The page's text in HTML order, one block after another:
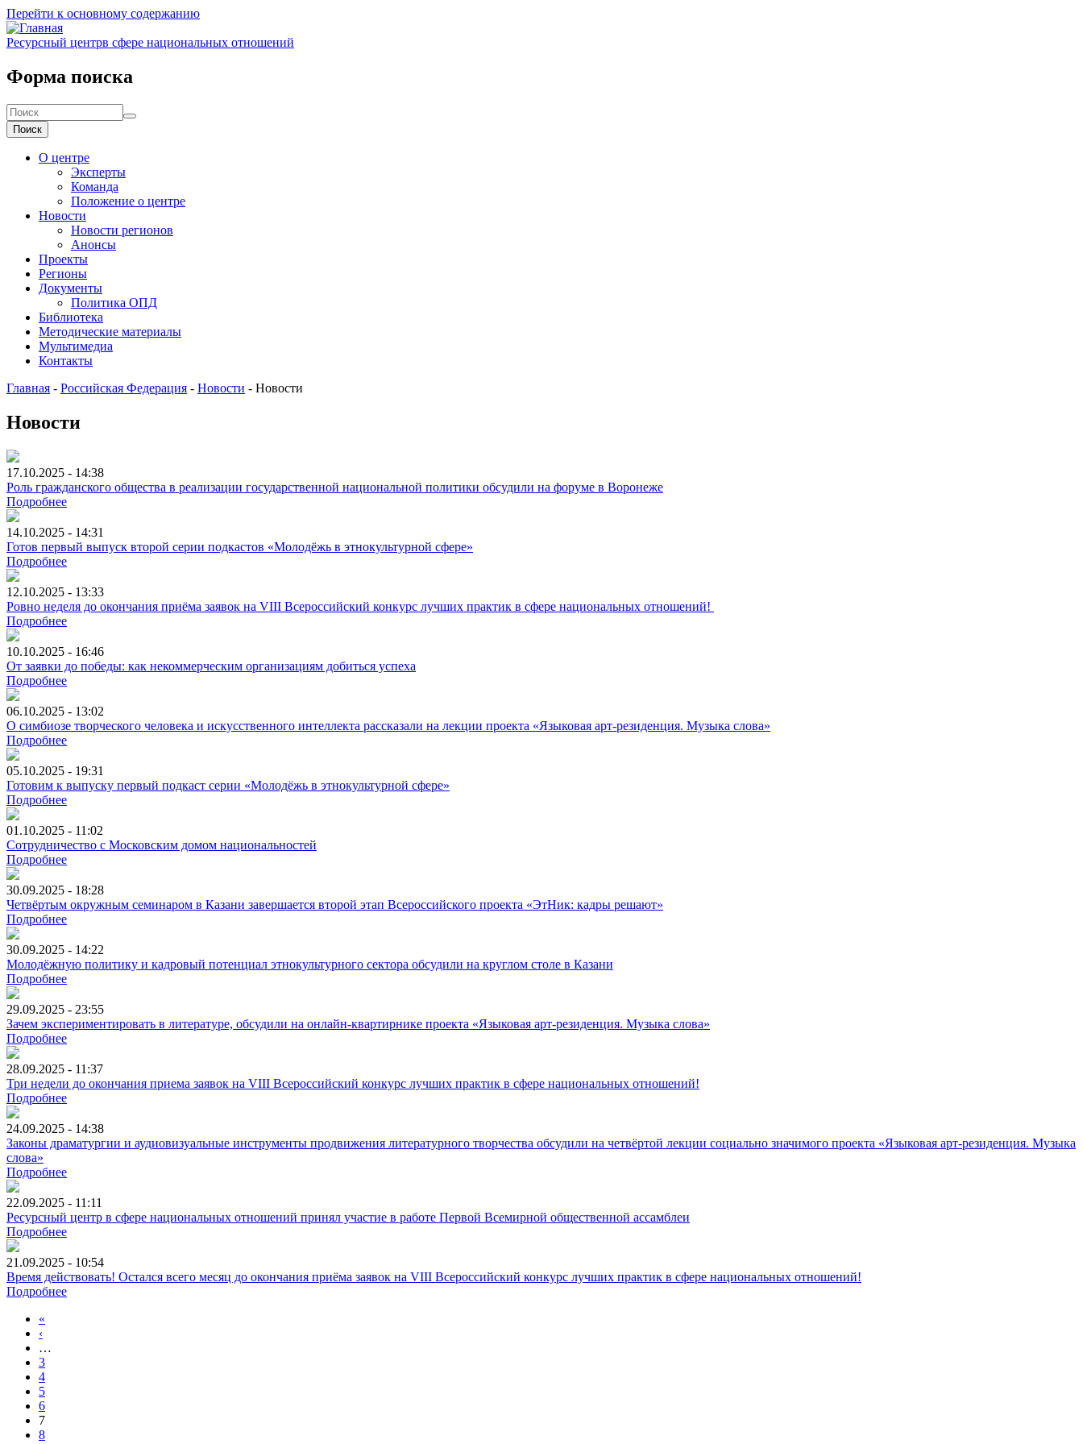
Перейти к основному содержанию
Ресурсный центрв сфере национальных отношений
Форма поиска
Поиск
О центре
Эксперты
Команда
Положение о центре
Новости
Новости регионов
Анонсы
Проекты
Регионы
Документы
Политика ОПД
Библиотека
Методические материалы
Мультимедиа
Контакты
Главная - Российская Федерация - Новости - Новости
Новости
17.10.2025 - 14:38
Роль гражданского общества в реализации государственной национальной политики обсудили на форуме в Воронеже
Подробнее
14.10.2025 - 14:31
Готов первый выпуск второй серии подкастов «Молодёжь в этнокультурной сфере»
Подробнее
12.10.2025 - 13:33
Ровно неделя до окончания приёма заявок на VIII Всероссийский конкурс лучших практик в сфере национальных отношений!
Подробнее
10.10.2025 - 16:46
От заявки до победы: как некоммерческим организациям добиться успеха
Подробнее
06.10.2025 - 13:02
О симбиозе творческого человека и искусственного интеллекта рассказали на лекции проекта «Языковая арт-резиденция. Музыка слова»
Подробнее
05.10.2025 - 19:31
Готовим к выпуску первый подкаст серии «Молодёжь в этнокультурной сфере»
Подробнее
01.10.2025 - 11:02
Сотрудничество с Московским домом национальностей
Подробнее
30.09.2025 - 18:28
Четвёртым окружным семинаром в Казани завершается второй этап Всероссийского проекта «ЭтНик: кадры решают»
Подробнее
30.09.2025 - 14:22
Молодёжную политику и кадровый потенциал этнокультурного сектора обсудили на круглом столе в Казани
Подробнее
29.09.2025 - 23:55
Зачем экспериментировать в литературе, обсудили на онлайн-квартирнике проекта «Языковая арт-резиденция. Музыка слова»
Подробнее
28.09.2025 - 11:37
Три недели до окончания приема заявок на VIII Всероссийский конкурс лучших практик в сфере национальных отношений!
Подробнее
24.09.2025 - 14:38
Законы драматургии и аудиовизуальные инструменты продвижения литературного творчества обсудили на четвёртой лекции социально значимого проекта «Языковая арт-резиденция. Музыка
слова»
Подробнее
22.09.2025 - 11:11
Ресурсный центр в сфере национальных отношений принял участие в работе Первой Всемирной общественной ассамблеи
Подробнее
21.09.2025 - 10:54
Время действовать! Остался всего месяц до окончания приёма заявок на VIII Всероссийский конкурс лучших практик в сфере национальных отношений!
Подробнее
«
‹
…
3
4
5
6
7
8